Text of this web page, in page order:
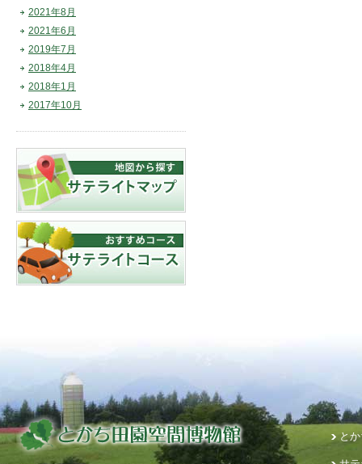
2021年8月
2021年6月
2019年7月
2018年4月
2018年1月
2017年10月
と